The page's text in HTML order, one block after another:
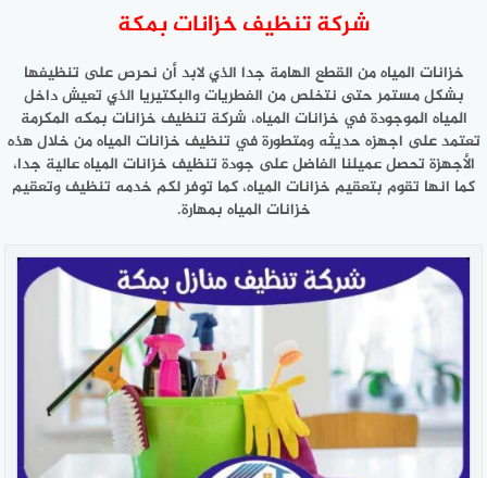
شركة تنظيف خزانات بمكة
خزانات المياه من القطع الهامة جدا الذي لابد أن نحرص على تنظيفها
بشكل مستمر حتى نتخلص من الفطريات والبكتيريا الذي تعيش داخل
المياه الموجودة في خزانات المياه، شركة تنظيف خزانات بمكه المكرمة
تعتمد على اجهزه حديثه ومتطورة في تنظيف خزانات المياه من خلال هذه
الأجهزة تحصل عميلنا الفاضل على جودة تنظيف خزانات المياه عالية جدا،
كما انها تقوم بتعقيم خزانات المياه، كما توفر لكم خدمه تنظيف وتعقيم
خزانات المياه بمهارة.